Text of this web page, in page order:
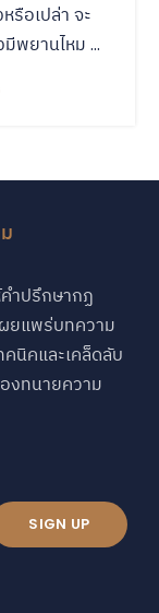
รือเปล่า จะ
พยานไหม ...
ำปรึกษากฏ
ยแพร่บทความ
นิคและเคล็ดลับ
งทนายความ